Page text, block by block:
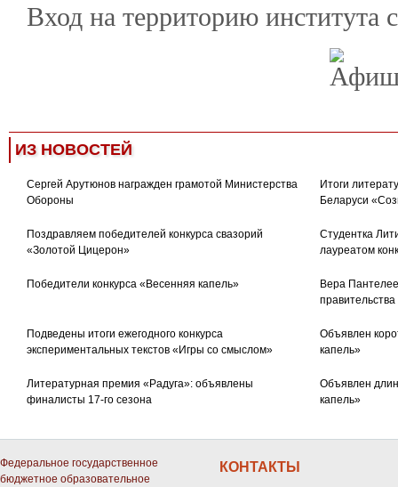
Вход на территорию института
ИЗ НОВОСТЕЙ
Сергей Арутюнов награжден грамотой Министерства
Обороны
Итоги
Беларуси
Поздравляем победителей конкурса свазорий
«Золотой Цицерон»
Студентка
лауреатом
Победители конкурса «Весенняя капель»
Вера
Подведены итоги ежегодного конкурса
экспериментальных текстов «Игры со смыслом»
Объявлен
капель»
Литературная премия «Радуга»: объявлены
финалисты 17-го сезона
Объявлен
капель»
Федеральное государственное
бюджетное образовательное
КОНТАКТЫ